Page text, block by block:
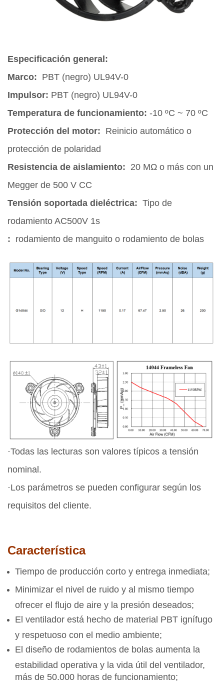
Especificación general:
Marco: PBT (negro) UL94V-0
Impulsor: PBT (negro) UL94V-0
Temperatura de funcionamiento: -10 ºC ~ 70 ºC
Protección del motor: Reinicio automático o
protección de polaridad
Resistencia de aislamiento: 20 MΩ o más con un
Megger de 500 V CC
Tensión soportada dieléctrica: Tipo de
rodamiento AC500V 1s
: rodamiento de manguito o rodamiento de bolas
·Todas las lecturas son valores típicos a tensión
nominal.
·Los parámetros se pueden configurar según los
requisitos del cliente.
Característica
Tiempo de producción corto y entrega inmediata;
Minimizar el nivel de ruido y al mismo tiempo
ofrecer el flujo de aire y la presión deseados;
El ventilador está hecho de material PBT ignífugo
y respetuoso con el medio ambiente;
El diseño de rodamientos de bolas aumenta la
estabilidad operativa y la vida útil del ventilador,
más de 50.000 horas de funcionamiento;